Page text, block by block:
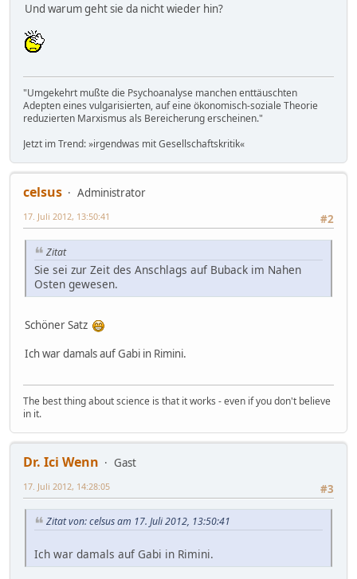
Und warum geht sie da nicht wieder hin?
"Umgekehrt mußte die Psychoanalyse manchen enttäuschten
Adepten eines vulgarisierten, auf eine ökonomisch-soziale Theorie
reduzierten Marxismus als Bereicherung erscheinen."
Jetzt im Trend: »irgendwas mit Gesellschaftskritik«
celsus
Administrator
#2
17. Juli 2012, 13:50:41
Zitat
Sie sei zur Zeit des Anschlags auf Buback im Nahen
Osten gewesen.
Schöner Satz
Ich war damals auf Gabi in Rimini.
The best thing about science is that it works - even if you don't believe
in it.
Dr. Ici Wenn
Gast
#3
17. Juli 2012, 14:28:05
Zitat von: celsus am 17. Juli 2012, 13:50:41
Ich war damals auf Gabi in Rimini.